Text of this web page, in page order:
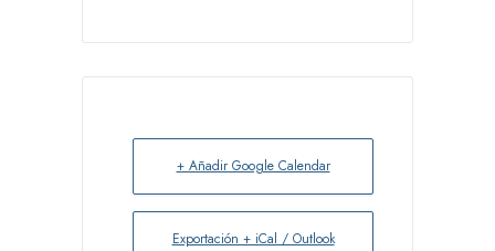
+ Añadir Google Calendar
Exportación + iCal / Outlook